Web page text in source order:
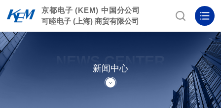
京都电子 (KEM) 中国分公司
可睦电子 (上海) 商贸有限公司
NEWS CENTER
新闻中心